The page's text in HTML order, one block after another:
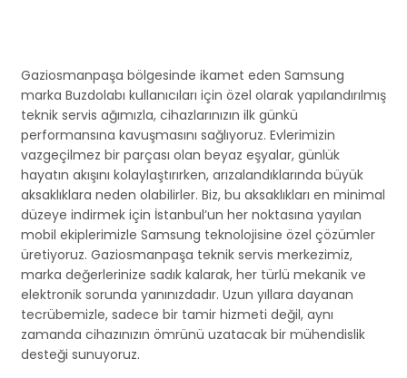
Gaziosmanpaşa bölgesinde ikamet eden Samsung
marka Buzdolabı kullanıcıları için özel olarak yapılandırılmış
teknik servis ağımızla, cihazlarınızın ilk günkü
performansına kavuşmasını sağlıyoruz. Evlerimizin
vazgeçilmez bir parçası olan beyaz eşyalar, günlük
hayatın akışını kolaylaştırırken, arızalandıklarında büyük
aksaklıklara neden olabilirler. Biz, bu aksaklıkları en minimal
düzeye indirmek için İstanbul’un her noktasına yayılan
mobil ekiplerimizle Samsung teknolojisine özel çözümler
üretiyoruz. Gaziosmanpaşa teknik servis merkezimiz,
marka değerlerinize sadık kalarak, her türlü mekanik ve
elektronik sorunda yanınızdadır. Uzun yıllara dayanan
tecrübemizle, sadece bir tamir hizmeti değil, aynı
zamanda cihazınızın ömrünü uzatacak bir mühendislik
desteği sunuyoruz.